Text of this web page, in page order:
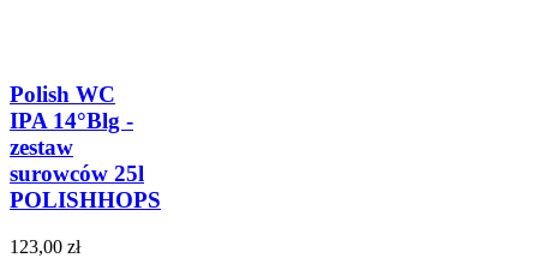
Polish WC
IPA 14°Blg -
zestaw
surowców 25l
POLISHHOPS
123,00 zł